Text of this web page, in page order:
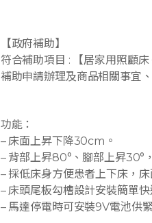
【政府補助】
符合補助項目 : 【居家用照顧
補助申請辦理及商品相關事宜
功能：
– 床面上昇下降30cm。
– 背部上昇80°、腳部上昇30°
– 採低床身方便患者上下床，
– 床頭尾板勾槽設計安裝簡單
– 馬達停電時可安裝9V電池供